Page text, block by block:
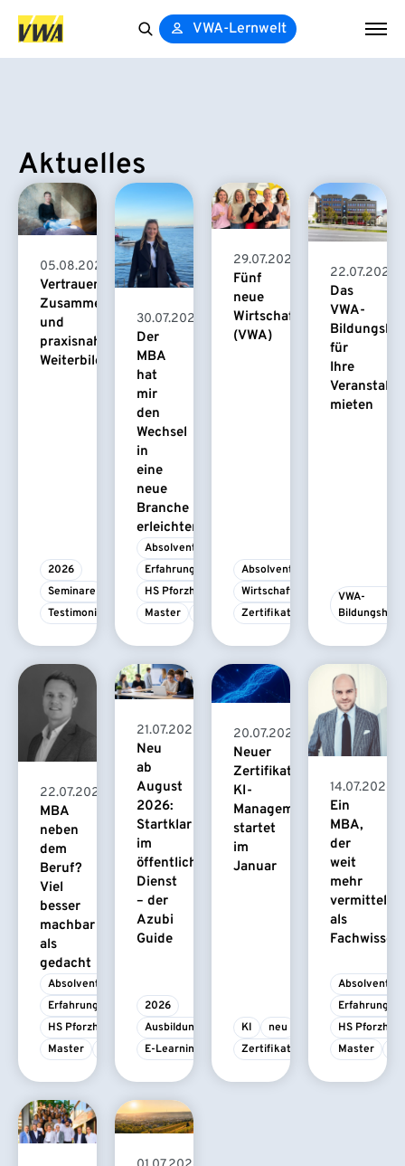
VWA-Lernwelt
Aktuelles
05.08.2026
Vertrauensvolle
Zusammenarbeit
und
praxisnahe
Weiterbildung
2026
Seminare
Testimonial
30.07.2026
Der
MBA
hat
mir
den
Wechsel
in
eine
neue
Branche
erleichtert
Absolvent/-in
Erfahrungsbericht
HS Pforzheim
Master
29.07.2026
Fünf
neue
Wirtschaftspsychologinnen
(VWA)
Absolvent/-in
Wirtschaftspsychologie
Zertifikatskurs
22.07.2026
Das
VWA-
für
Ihre
mieten
VWA-
Bildungshaus
22.07.2026
MBA
neben
dem
Beruf?
Viel
besser
machbar
als
gedacht
Absolvent/-in
Erfahrungsbericht
HS Pforzheim
Master
21.07.2026
Neu
ab
August
2026:
Startklar
im
öffentlichen
Dienst
– der
Azubi
Guide
2026
Ausbildung
E-Learning
20.07.2026
Neuer
Zertifikatskurs
KI-
Management
startet
im
Januar
KI
neu
Zertifikatskurs
14.07.2026
Ein
MBA,
der
weit
mehr
vermittelt
als
Fachwissen
Absolvent/-
HS
Master